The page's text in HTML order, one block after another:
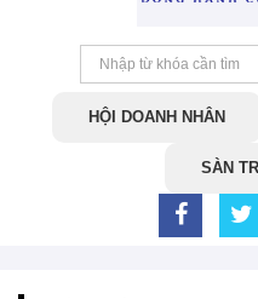
HỘI DOANH NHÂN
SÀN